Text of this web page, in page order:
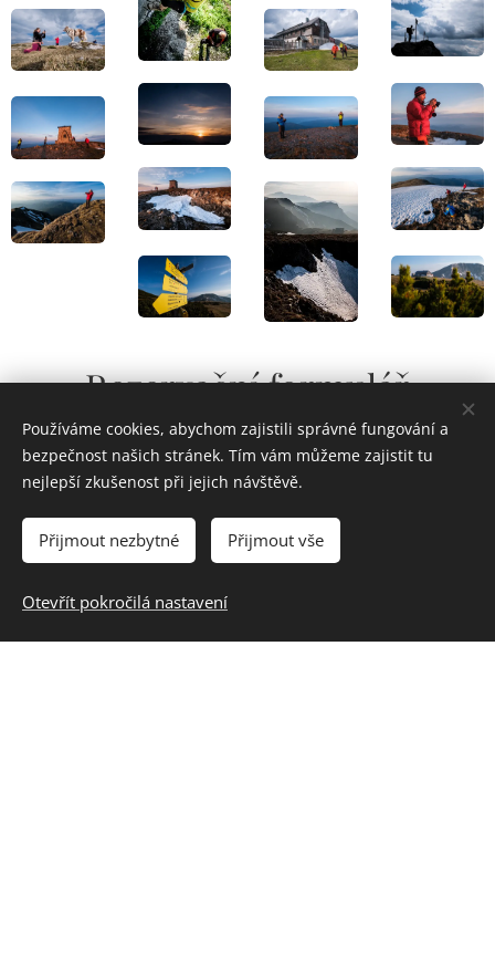
Rezervační formulář
Mám zájem o
přihlášení na kurz
Používáme cookies, abychom zajistili správné fungování a
bezpečnost našich stránek. Tím vám můžeme zajistit tu
nejlepší zkušenost při jejich návštěvě.
Přijmout nezbytné Přijmout vše
Otevřít pokročilá nastavení